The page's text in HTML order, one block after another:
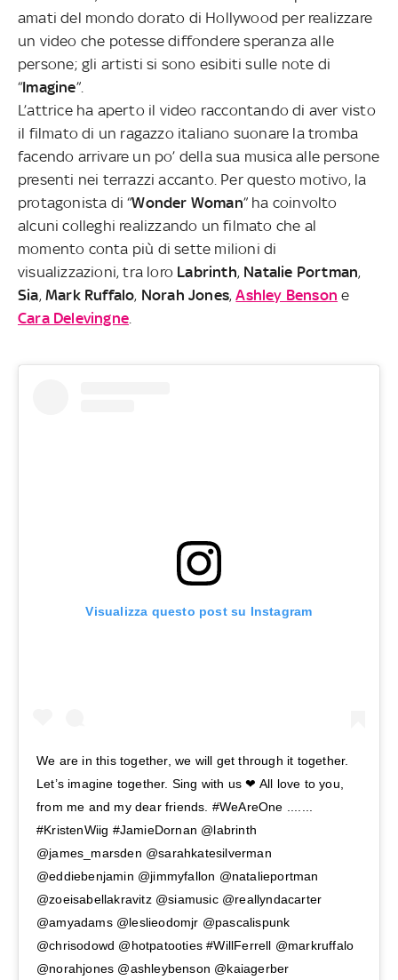
amati del mondo dorato di Hollywood per realizzare
un video che potesse diffondere speranza alle
persone; gli artisti si sono esibiti sulle note di
“Imagine”.
L’attrice ha aperto il video raccontando di aver visto
il filmato di un ragazzo italiano suonare la tromba
facendo arrivare un po’ della sua musica alle persone
presenti nei terrazzi accanto. Per questo motivo, la
protagonista di “Wonder Woman” ha coinvolto
alcuni colleghi realizzando un filmato che al
momento conta più di sette milioni di
visualizzazioni, tra loro Labrinth, Natalie Portman,
Sia,Mark Ruffalo, Norah Jones,Ashley Benson e
Cara Delevingne.
Visualizza questo post su Instagram
We are in this together, we will get through it together.
Let’s imagine together. Sing with us ❤ All love to you,
from me and my dear friends. #WeAreOne .......
#KristenWiig #JamieDornan @labrinth
@james_marsden @sarahkatesilverman
@eddiebenjamin @jimmyfallon @natalieportman
@zoeisabellakravitz @siamusic @reallyndacarter
@amyadams @leslieodomjr @pascalispunk
@chrisodowd @hotpatooties #WillFerrell @markruffalo
@norahjones @ashleybenson @kaiagerber